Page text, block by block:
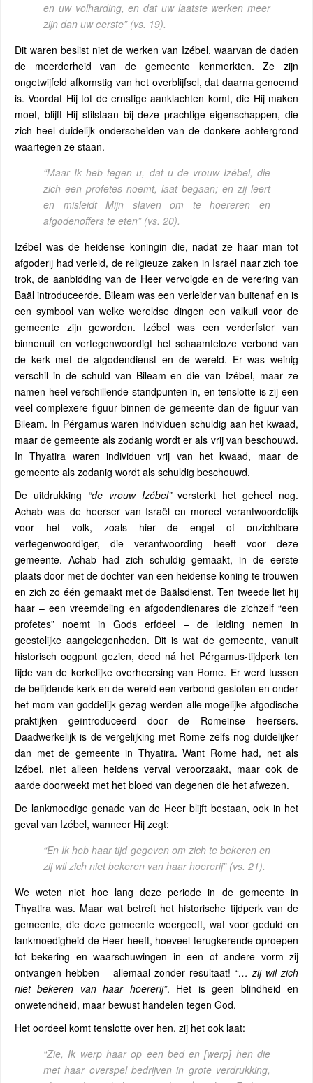
en uw volharding, en dat uw laatste werken meer
zijn dan uw eerste”(vs. 19).
Dit waren beslist niet de werken van Izébel, waarvan de daden
de meerderheid van de gemeente kenmerkten. Ze zijn
ongetwijfeld afkomstig van het overblijfsel, dat daarna genoemd
is. Voordat Hij tot de ernstige aanklachten komt, die Hij maken
moet, blijft Hij stilstaan ​​bij deze prachtige eigenschappen, die
zich heel duidelijk onderscheiden van de donkere achtergrond
waartegen ze staan.
“Maar Ik heb tegen u, dat u de vrouw Izébel, die
zich een profetes noemt, laat begaan; en zij leert
en misleidt Mijn slaven om te hoereren en
afgodenoffers te eten”(vs. 20).
Izébel was de heidense koningin die, nadat ze haar man tot
afgoderij had verleid, de religieuze zaken in Israël naar zich toe
trok, de aanbidding van de Heer vervolgde en de verering van
Baäl introduceerde. Bileam was een verleider van buitenaf en is
een symbool van welke wereldse dingen een valkuil voor de
gemeente zijn geworden. Izébel was een verderfster van
binnenuit en vertegenwoordigt het schaamteloze verbond van
de kerk met de afgodendienst en de wereld. Er was weinig
verschil in de schuld van Bileam en die van Izébel, maar ze
namen heel verschillende standpunten in, en tenslotte is zij een
veel complexere figuur binnen de gemeente dan de figuur van
Bileam. In Pérgamus waren individuen schuldig aan het kwaad,
maar de gemeente als zodanig wordt er als vrij van beschouwd.
In Thyatira waren individuen vrij van het kwaad, maar de
gemeente als zodanig wordt als schuldig beschouwd.
De uitdrukking “de vrouw Izébel”versterkt het geheel nog.
Achab was de heerser van Israël en moreel verantwoordelijk
voor het volk, zoals hier de engel of onzichtbare
vertegenwoordiger, die verantwoording heeft voor deze
gemeente. Achab had zich schuldig gemaakt, in de eerste
plaats door met de dochter van een heidense koning te trouwen
en zich zo één gemaakt met de Baälsdienst. Ten tweede liet hij
haar – een vreemdeling en afgodendienares die zichzelf “een
profetes” noemt in Gods erfdeel – de leiding nemen in
geestelijke aangelegenheden. Dit is wat de gemeente, vanuit
historisch oogpunt gezien, deed ná het Pérgamus-tijdperk ten
tijde van de kerkelijke overheersing van Rome. Er werd tussen
de belijdende kerk en de wereld een verbond gesloten en onder
het mom van goddelijk gezag werden alle mogelijke afgodische
praktijken geïntroduceerd door de Romeinse heersers.
Daadwerkelijk is de vergelijking met Rome zelfs nog duidelijker
dan met de gemeente in Thyatira. Want Rome had, net als
Izébel, niet alleen heidens verval veroorzaakt, maar ook de
aarde doorweekt met het bloed van degenen die het afwezen.
De lankmoedige genade van de Heer blijft bestaan, ook in het
geval van Izébel, wanneer Hij zegt:
“En Ik heb haar tijd gegeven om zich te bekeren en
zij wil zich niet bekeren van haar hoererij”(vs. 21).
We weten niet hoe lang deze periode in de gemeente in
Thyatira was. Maar wat betreft het historische tijdperk van de
gemeente, die deze gemeente weergeeft, wat voor geduld en
lankmoedigheid de Heer heeft, hoeveel terugkerende oproepen
tot bekering en waarschuwingen in een of andere vorm zij
ontvangen hebben – allemaal zonder resultaat! “… zij wil zich
niet bekeren van haar hoererij”. Het is geen blindheid en
onwetendheid, maar bewust handelen tegen God.
Het oordeel komt tenslotte over hen, zij het ook laat:
“Zie, Ik werp haar op een bed en [werp] hen die
met haar overspel bedrijven in grote verdrukking,